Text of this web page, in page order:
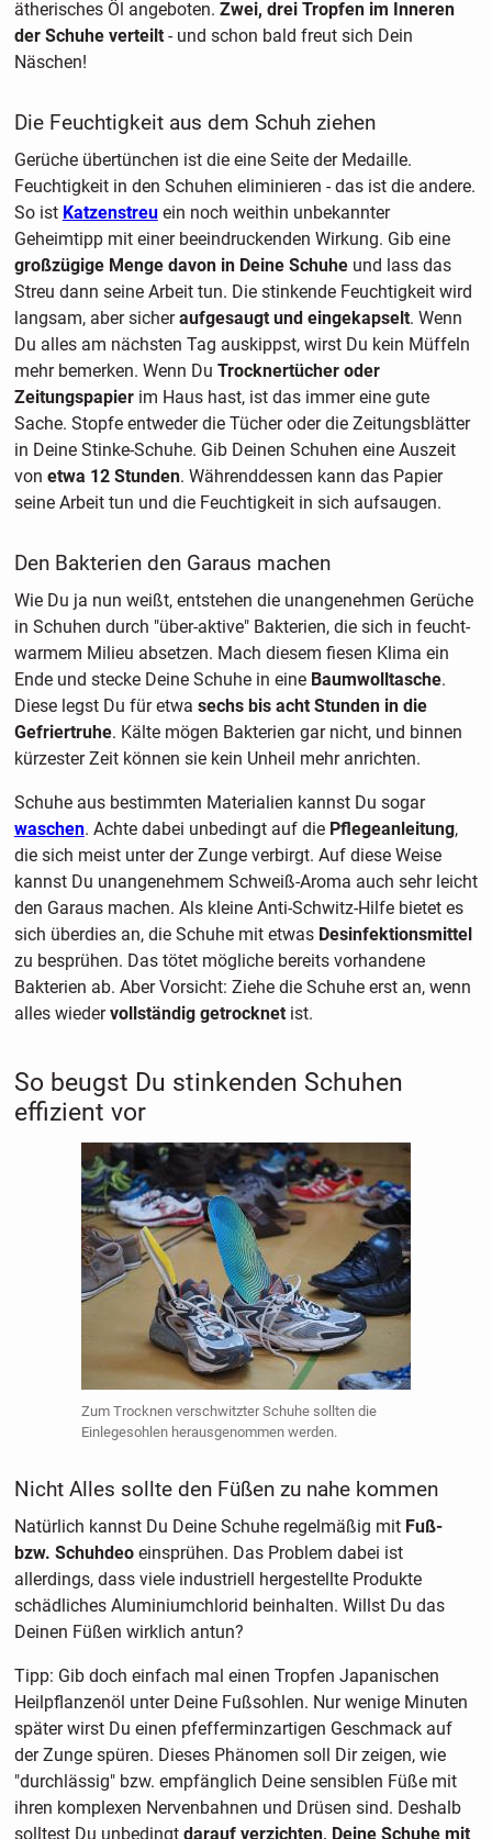
ätherisches Öl angeboten. Zwei, drei Tropfen im Inneren
der Schuhe verteilt- und schon bald freut sich Dein
Näschen!
Die Feuchtigkeit aus dem Schuh ziehen
Gerüche übertünchen ist die eine Seite der Medaille.
Feuchtigkeit in den Schuhen eliminieren - das ist die andere.
So ist Katzenstreuein noch weithin unbekannter
Geheimtipp mit einer beeindruckenden Wirkung. Gib eine
großzügige Menge davon in Deine Schuheund lass das
Streu dann seine Arbeit tun. Die stinkende Feuchtigkeit wird
langsam, aber sicheraufgesaugt und eingekapselt. Wenn
Du alles am nächsten Tag auskippst, wirst Du kein Müffeln
mehr bemerken. Wenn Du Trocknertücher oder
Zeitungspapierim Haus hast, ist das immer eine gute
Sache. Stopfe entweder die Tücher oder die Zeitungsblätter
in Deine Stinke-Schuhe. Gib Deinen Schuhen eine Auszeit
von etwa 12 Stunden. Währenddessen kann das Papier
seine Arbeit tun und die Feuchtigkeit in sich aufsaugen.
Den Bakterien den Garaus machen
Wie Du ja nun weißt, entstehen die unangenehmen Gerüche
in Schuhen durch "über-aktive" Bakterien, die sich in feucht-
warmem Milieu absetzen. Mach diesem fiesen Klima ein
Ende und stecke Deine Schuhe in eine Baumwolltasche.
Diese legst Du für etwa sechs bis acht Stunden in die
Gefriertruhe. Kälte mögen Bakterien gar nicht, und binnen
kürzester Zeit können sie kein Unheil mehr anrichten.
Schuhe aus bestimmten Materialien kannst Du sogar
waschen. Achte dabei unbedingt auf die Pflegeanleitung,
die sich meist unter der Zunge verbirgt. Auf diese Weise
kannst Du unangenehmem Schweiß-Aroma auch sehr leicht
den Garaus machen. Als kleine Anti-Schwitz-Hilfe bietet es
sich überdies an, die Schuhe mit etwas Desinfektionsmittel
zu besprühen. Das tötet mögliche bereits vorhandene
Bakterien ab. Aber Vorsicht: Ziehe die Schuhe erst an, wenn
alles wiedervollständig getrocknetist.
So beugst Du stinkenden Schuhen
effizient vor
Zum Trocknen verschwitzter Schuhe sollten die
Einlegesohlen herausgenommen werden.
Nicht Alles sollte den Füßen zu nahe kommen
Natürlich kannst Du Deine Schuhe regelmäßig mit Fuß-
bzw. Schuhdeoeinsprühen. Das Problem dabei ist
allerdings, dass viele industriell hergestellte Produkte
schädliches Aluminiumchlorid beinhalten. Willst Du das
Deinen Füßen wirklich antun?
Tipp: Gib doch einfach mal einen Tropfen Japanischen
Heilpflanzenöl unter Deine Fußsohlen. Nur wenige Minuten
später wirst Du einen pfefferminzartigen Geschmack auf
der Zunge spüren. Dieses Phänomen soll Dir zeigen, wie
"durchlässig" bzw. empfänglich Deine sensiblen Füße mit
ihren komplexen Nervenbahnen und Drüsen sind. Deshalb
solltest Du unbedingt darauf verzichten, Deine Schuhe mit